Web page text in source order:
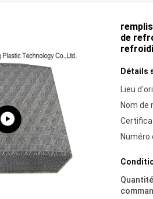
de
Détails
Lieu
Nom de
Numéro